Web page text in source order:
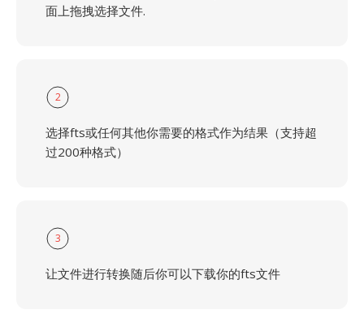
面上拖拽选择文件.
2
选择fts或任何其他你需要的格式作为结果（支持超
过200种格式）
3
让文件进行转换随后你可以下载你的fts文件